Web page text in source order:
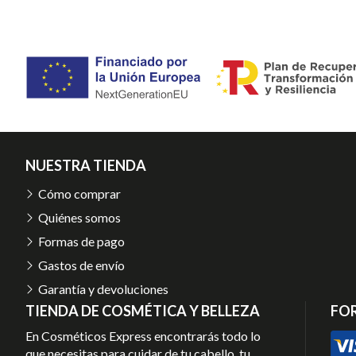
TIENDA DE COSMÉTICA Y BELLEZA
En Cosméticos Express encontrarás todo lo
NUESTRA TIENDA
Cómo comprar
Quiénes somos
Formas de pago
Gastos de envío
Garantía y devoluciones